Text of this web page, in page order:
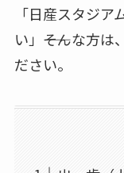
「日産スタジ
い」――そんな方
ださい。